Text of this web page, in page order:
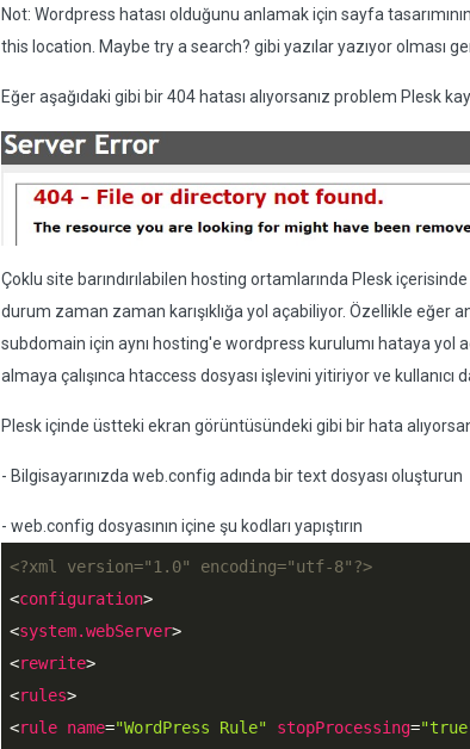
Not: Wordpress hatası olduğunu anlamak için sayfa
this location. Maybe try a search? gibi yazılar yazıyor olması
Eğer aşağıdaki gibi bir 404 hatası alıyorsanız problem Plesk
Çoklu site barındırılabilen hosting ortamlarında Plesk
durum zaman zaman karışıklığa yol açabiliyor. Özellikle eğer
subdomain için aynı hosting'e wordpress kurulumı hataya yol
almaya çalışınca htaccess dosyası işlevini yitiriyor ve kullanıcı
Plesk içinde üstteki ekran görüntüsündeki gibi bir hata
- Bilgisayarınızda web.config adında bir text dosyası oluşturun
- web.config dosyasının içine şu kodları yapıştırın
<?xml version="1.0" encoding="utf-8"?>
<configuration>
<system.webServer>
<rewrite>
<rules>
<rule name="WordPress Rule" stopProcessing=